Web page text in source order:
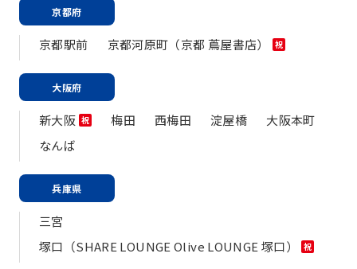
京都府
京都駅前 京都河原町（京都 蔦屋書店） 祝
大阪府
新大阪 祝 梅田 西梅田 淀屋橋
大阪本町
なんば
兵庫県
三宮
塚口（SHARE LOUNGE Olive LOUNGE 塚口）
祝